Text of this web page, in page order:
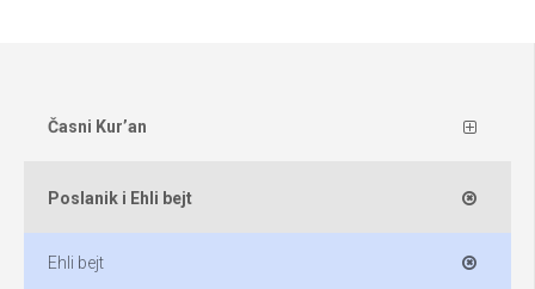
Časni Kur’an
Poslanik i Ehli bejt
Ehli bejt